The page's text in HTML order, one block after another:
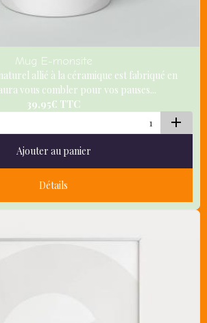
Mug E-monsite
allié à la céramique est fabriqué en
vous combler pour vos pauses...
39,95€ TTC
Ajouter au panier
Détails